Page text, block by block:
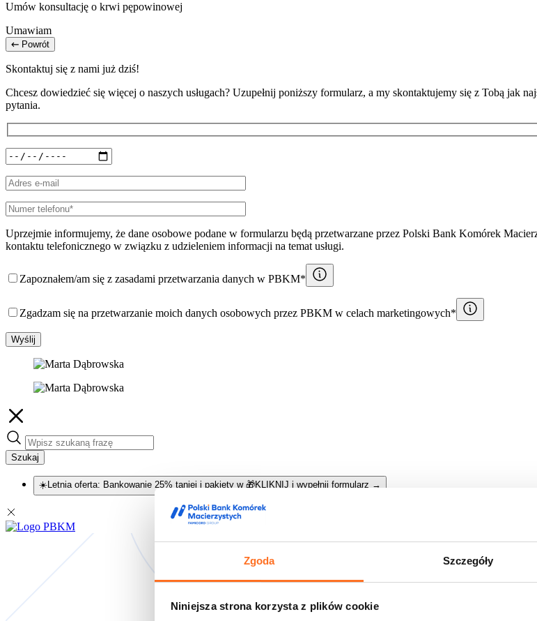
Zgoda Szczegóły
Niniejsza strona korzysta z plików cookie
Umów konsultację o krwi pępowinowej
Umawiam
Powrót
Skontaktuj się z nami już dziś!
Chcesz dowiedzieć się więcej o naszych usługach? Uzupełnij poniższy formularz, a my skontaktujemy się z Tobą
pytania.
Uprzejmie informujemy, że dane osobowe podane w formularzu będą przetwarzane przez Polski Bank Komórek
kontaktu telefonicznego w związku z udzieleniem informacji na temat usługi.
Zapoznałem/am się z zasadami przetwarzania danych w PBKM*
Zgadzam się na przetwarzanie moich danych osobowych przez PBKM w celach marketingowych*
Wyślij
Szukaj
☀️Letnia oferta: Bankowanie 25% taniej i pakiety w 🎁KLIKNIJ i wypełnij formularz →